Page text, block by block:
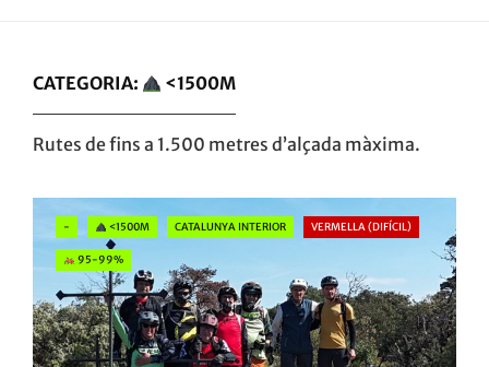
CATEGORIA: <1500M
Rutes de fins a 1.500 metres d’alçada màxima.
Categories
- <1500M CATALUNYA INTERIOR VERMELLA (DIFÍCIL)
95-99%